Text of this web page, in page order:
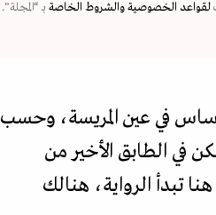
لقواعد الخصوصيةوالشروط الخاصة بـ “المجلة".
في عين المريسة، وحسب
ولد في هذا البيت عام 1928، وعمره الآن 97 سنة ويسكن في الطابق الأخير من
البيت بني في 1925، لكنه في الأوراق الرسمية، مسجل في 1935. من هنا تبدأ الرواية، هنالك